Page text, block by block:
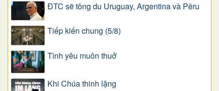
ĐTC sẽ tông du Uruguay, Argentina và Pêru
Tiếp kiến chung (5/8)
Tình yêu muôn thuở
Khi Chúa thinh lặng